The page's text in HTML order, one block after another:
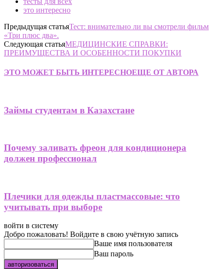
это интересно
Предыдущая статьяТест: внимательно ли вы смотрели фильм
«Три плюс два».
Следующая статьяМЕДИЦИНСКИЕ СПРАВКИ:
ПРЕИМУЩЕСТВА И ОСОБЕННОСТИ ПОКУПКИ
ЭТО МОЖЕТ БЫТЬ ИНТЕРЕСНОЕЩЕ ОТ АВТОРА
Займы студентам в Казахстане
Почему заливать фреон для кондиционера
должен профессионал
Плечики для одежды пластмассовые: что
учитывать при выборе
войти в систему
Добро пожаловать! Войдите в свою учётную запись
Ваше имя пользователя
Ваш пароль